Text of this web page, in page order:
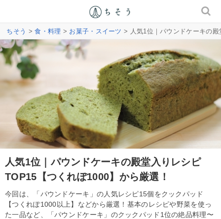
ちそう >食・料理 > お菓子・スイーツ > 人気1位｜パウンドケーキの
人気1位｜パウンドケーキの殿堂入りレシピ
TOP15【つくれぽ1000】から厳選！
今回は、「パウンドケーキ」の人気レシピ15個をクックパッド
【つくれぽ1000以上】などから厳選！基本のレシピや野菜を使っ
た一品など、「パウンドケーキ」のクックパッド1位の絶品料理〜